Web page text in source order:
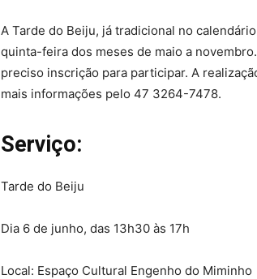
A Tarde do Beiju, já tradicional no
quinta-feira dos meses de maio a
preciso inscrição para participar. A
mais informações pelo 47 3264-7478.
Serviço:
Tarde do Beiju
Dia 6 de junho, das 13h30 às 17h
Local: Espaço Cultural Engenho do Miminho